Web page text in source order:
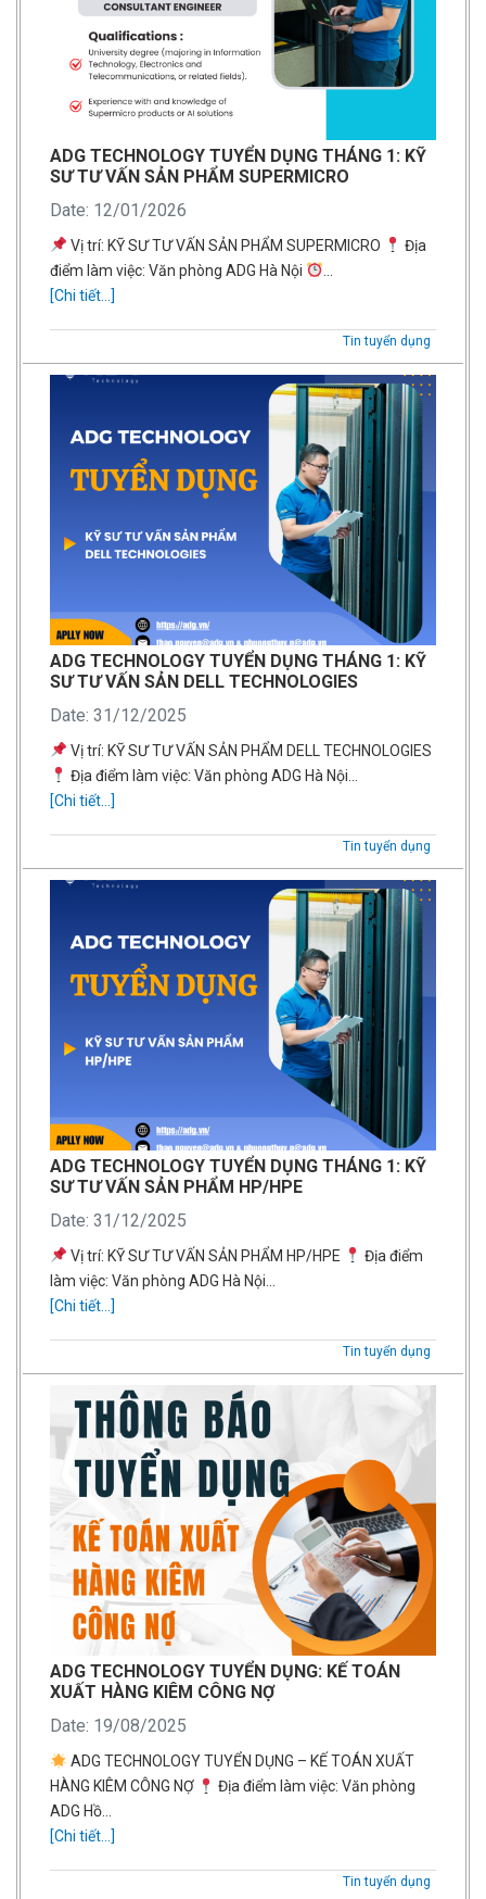
ADG TECHNOLOGY TUYỂN DỤNG THÁNG 1: KỸ
SƯ TƯ VẤN SẢN PHẨM SUPERMICRO
Date: 12/01/2026
Vị trí: KỸ SƯ TƯ VẤN SẢN PHẨM SUPERMICRO
Địa
điểm làm việc: Văn phòng ADG Hà Nội
[Chi tiết...]
Tin tuyển dụng
ADG TECHNOLOGY TUYỂN DỤNG THÁNG 1: KỸ
SƯ TƯ VẤN SẢN DELL TECHNOLOGIES
Date: 31/12/2025
Vị trí: KỸ SƯ TƯ VẤN SẢN PHẨM DELL TECHNOLOGIES
Địa điểm làm việc: Văn phòng ADG Hà Nội…
[Chi tiết...]
Tin tuyển dụng
ADG TECHNOLOGY TUYỂN DỤNG THÁNG 1: KỸ
SƯ TƯ VẤN SẢN PHẨM HP/HPE
Date: 31/12/2025
Vị trí: KỸ SƯ TƯ VẤN SẢN PHẨM HP/HPE
Địa điểm
làm việc: Văn phòng ADG Hà Nội…
[Chi tiết...]
Tin tuyển dụng
ADG TECHNOLOGY TUYỂN DỤNG: KẾ TOÁN
XUẤT HÀNG KIÊM CÔNG NỢ
Date: 19/08/2025
ADG TECHNOLOGY TUYỂN DỤNG – KẾ TOÁN XUẤT
HÀNG KIÊM CÔNG NỢ
Địa điểm làm việc: Văn phòng
ADG Hồ…
[Chi tiết...]
Tin tuyển dụng